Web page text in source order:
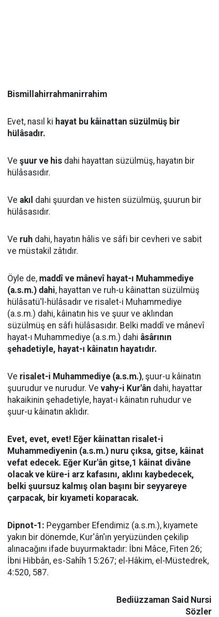
Bismillahirrahmanirrahim
Evet, nasıl ki hayat bu kâinattan süzülmüş bir
hülâsadır.
Ve şuur ve his dahi hayattan süzülmüş, hayatın bir
hülâsasıdır.
Ve akıl dahi şuurdan ve histen süzülmüş, şuurun bir
hülâsasıdır.
Ve ruh dahi, hayatın hâlis ve sâfi bir cevheri ve sabit
ve müstakil zâtıdır.
Öyle de, maddî ve mânevî hayat-ı Muhammediye
(a.s.m.) dahi, hayattan ve ruh-u kâinattan süzülmüş
hülâsatü'l-hülâsadır ve risalet-i Muhammediye
(a.s.m.) dahi, kâinatın his ve şuur ve aklından
süzülmüş en sâfi hülâsasıdır. Belki maddî ve mânevî
hayat-ı Muhammediye (a.s.m.) dahi âsârının
şehadetiyle, hayat-ı kâinatın hayatıdır.
Ve risalet-i Muhammediye (a.s.m.), şuur-u kâinatın
şuurudur ve nurudur. Ve vahy-i Kur'ân dahi, hayattar
hakaikinin şehadetiyle, hayat-ı kâinatın ruhudur ve
şuur-u kâinatın aklıdır.
Evet, evet, evet! Eğer kâinattan risalet-i
Muhammediyenin (a.s.m.) nuru çıksa, gitse, kâinat
vefat edecek. Eğer Kur'ân gitse,1 kâinat divâne
olacak ve küre-i arz kafasını, aklını kaybedecek,
belki şuursuz kalmış olan başını bir seyyareye
çarpacak, bir kıyameti koparacak.
Dipnot-1: Peygamber Efendimiz (a.s.m.), kıyamete
yakın bir dönemde, Kur'ân'ın yeryüzünden çekilip
alınacağını ifade buyurmaktadır: İbni Mâce, Fiten 26;
İbni Hibbân, es-Sahîh 15:267; el-Hâkim, el-Müstedrek,
4:520, 587.
Bediüzzaman Said Nursi
Sözler